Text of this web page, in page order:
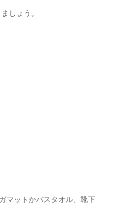
しょう。
マットかバスタオル、靴下